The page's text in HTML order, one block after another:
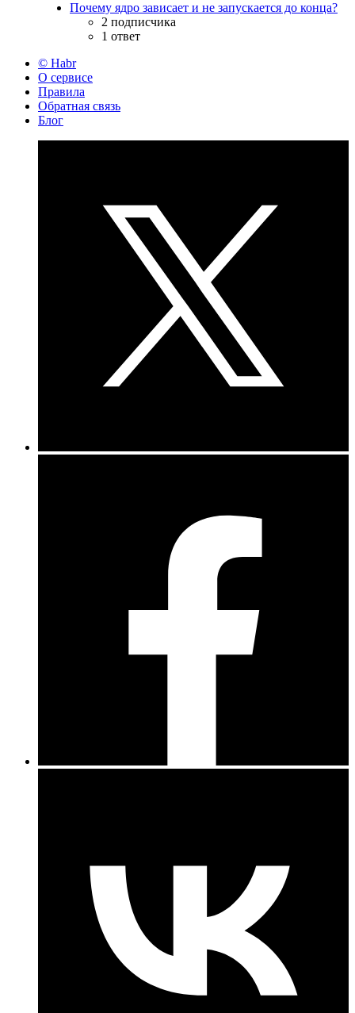
Почему ядро зависает и не запускается до конца?
2 подписчика
1 ответ
© Habr
О сервисе
Правила
Обратная связь
Блог